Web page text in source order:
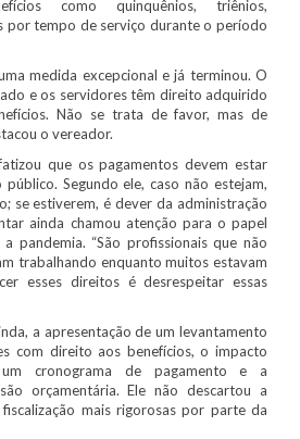
como quinquênios, triênios,
por tempo de serviço durante o período
medida excepcional e já terminou. O
e os servidores têm direito adquirido
Não se trata de favor, mas de
o vereador.
que os pagamentos devem estar
Segundo ele, caso não estejam,
se estiverem, é dever da administração
ainda chamou atenção para o papel
pandemia. “São profissionais que não
trabalhando enquanto muitos estavam
esses direitos é desrespeitar essas
a apresentação de um levantamento
com direito aos benefícios, o impacto
um cronograma de pagamento e a
orçamentária. Ele não descartou a
mais rigorosas por parte da